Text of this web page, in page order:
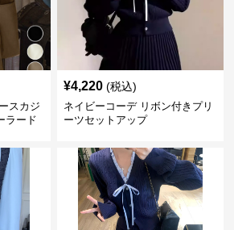
スカジ
ラード
¥4,220 (税込)
ネイビーコーデ リボン付きプリ
ーツセットアップ